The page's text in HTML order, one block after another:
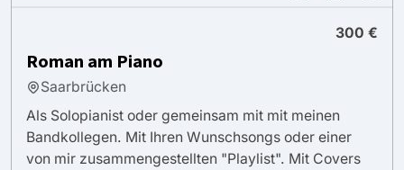
300 €
Roman am Piano
Saarbrücken
Als Solopianist oder gemeinsam mit mit meinen
Bandkollegen. Mit Ihren Wunschsongs oder einer
von mir zusammengestellten "Playlist". Mit Covers